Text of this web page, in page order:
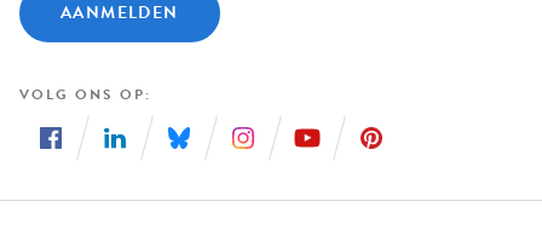
AANMELDEN
VOLG ONS OP
ons
ons
ons
ons
ons
ons